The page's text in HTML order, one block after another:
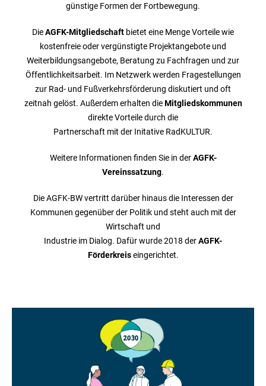
günstige Formen der Fortbewegung.
DieAGFK-Mitgliedschaft bietet eine Menge Vorteile wie
kostenfreie oder vergünstigte Projektangebote und
Weiterbildungsangebote, Beratung zu Fachfragen und zur
Öffentlichkeitsarbeit. Im Netzwerk werden Fragestellungen
zur Rad- und Fußverkehrsförderung diskutiert und oft
zeitnah gelöst. Außerdem erhalten dieMitgliedskommunen
direkte Vorteile durch die
Partnerschaft mit der Initative RadKULTUR.
Weitere Informationen finden Sie in derAGFK-
Vereinssatzung.
Die AGFK-BW vertritt darüber hinaus die Interessen der
Kommunen gegenüber der Politik und steht auch mit der
Wirtschaft und
Industrie im Dialog. Dafür wurde 2018 derAGFK-
Förderkreiseingerichtet.